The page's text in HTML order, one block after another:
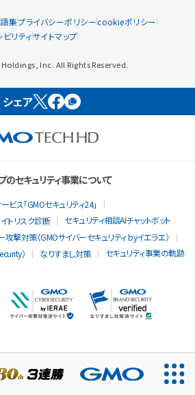
集プライバシーポリシーcookieポリシー
リティサイトマップ
Inc. All Rights Reserved.
シェア
のセキュリティ事業について
ビス「GMOセキュリティ24」
トリスク診断
セキュリティ相談AIチャットボット
攻撃対策（GMOサイバーセキュリティ byイエラエ）
）
なりすまし対策 セキュリティ事業の軌跡
ービスの提供および品質向上とトラフィッ